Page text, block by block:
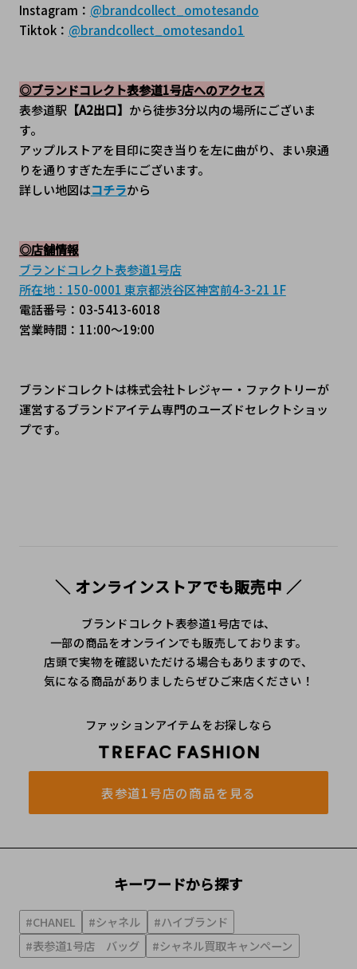
Instagram： @brandcollect_omotesando
Tiktok： @brandcollect_omotesando1
◎ブランドコレクト表参道1号店へのアクセス
表参道駅 【A2出口】 から徒歩3分以内の場所にございま
す。
アップルストアを目印に突き当りを左に曲がり、まい泉通
りを通りすぎた左手にございます。
詳しい地図はコチラから
◎店舗情報
ブランドコレクト表参道1号店
所在地：150-0001 東京都渋谷区神宮前4-3-21 1F
電話番号：03-5413-6018
営業時間：11:00～19:00
ブランドコレクトは株式会社トレジャー・ファクトリーが
運営するブランドアイテム専門のユーズドセレクトショッ
プです。
＼ オンラインストアでも販売中 ／
ブランドコレクト表参道1号店では、
一部の商品をオンラインでも販売しております。
店頭で実物を確認いただける場合もありますので、
気になる商品がありましたらぜひご来店ください！
ファッションアイテムをお探しなら
表参道1号店の商品を見る
キーワードから探す
#CHANEL #シャネル
#ハイブランド
#表参道1号店 バッグ
#シャネル買取キャンペーン